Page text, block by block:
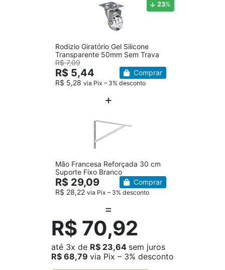
23%
Rodizio Giratório Gel Silicone
Transparente 50mm Sem Trava
R$ 7,09
R$ 5,44
R$ 5,28 via Pix – 3% desconto
Comprar
Mão Francesa Reforçada 30 cm
Suporte Fixo Branco
R$ 29,09
R$ 28,22 via Pix – 3% desconto
Comprar
R$ 70,92
até 3x de R$ 23,64 sem juros
R$ 68,79 via Pix – 3% desconto